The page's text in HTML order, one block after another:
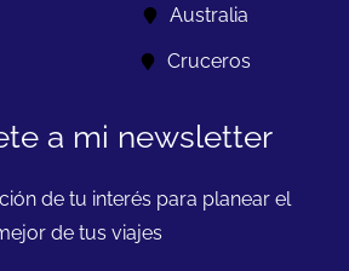
Australia
Cruceros
a mi newsletter
de tu interés para planear el
de tus viajes